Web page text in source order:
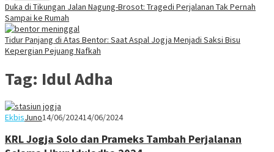
Duka di Tikungan Jalan Nagung-Brosot: Tragedi Perjalanan Tak Pernah
Sampai ke Rumah
Tidur Panjang di Atas Bentor: Saat Aspal Jogja Menjadi Saksi Bisu
Kepergian Pejuang Nafkah
Tag: Idul Adha
EkbisJuno14/06/202414/06/2024
KRL Jogja Solo dan Prameks Tambah Perjalanan